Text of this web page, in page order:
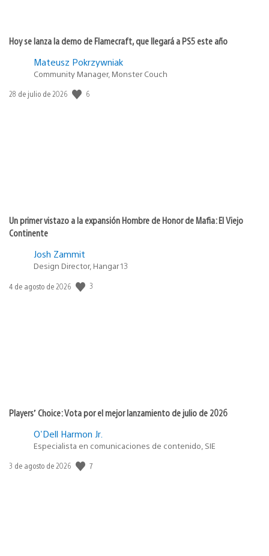
Hoy se lanza la demo de Flamecraft, que llegará a PS5 este año
Mateusz Pokrzywniak
Community Manager, Monster Couch
Fecha
28 de julio de 2026 6
Un primer vistazo a la expansión Hombre de Honor de Mafia: El Viejo
Continente
Josh Zammit
Design Director, Hangar 13
Fecha
4 de agosto de 2026 3
Players’ Choice: Vota por el mejor lanzamiento de julio de 2026
O'Dell Harmon Jr.
Especialista en comunicaciones de contenido, SIE
Fecha
3 de agosto de 2026 7